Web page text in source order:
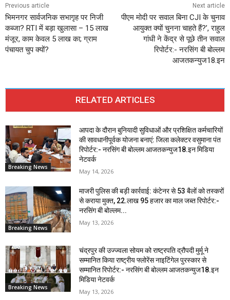
Previous article
भिमनगर सार्वजनिक सभागृह पर निजी
कब्जा? RTI में बड़ा खुलासा – 15 लाख
मंजूर, काम केवल 5 लाख का; ग्राम
पंचायत चुप क्यों?
Next article
पीएम मोदी पर सवाल बिना CJI के चुनाव
आयुक्त क्यों चुनना चाहते हैं?’, राहुल
गांधी ने केंद्र से पूछे तीन सवाल
रिपोर्टर:- नरसिंग बी बोल्लम
आजतकन्युज18.इन
RELATED ARTICLES
Breaking News
आपदा के दौरान बुनियादी सुविधाओं और प्रशिक्षित कर्मचारियों
की सावधानीपूर्वक योजना बनाएं: जिला कलेक्टर वसुमाना पंत
रिपोर्टर:- नरसिंग बी बोल्लम आजतकन्युज18.इन मिडिया
नेटवर्क
May 14, 2026
Breaking News
माजरी पुलिस की बड़ी कार्रवाई: कंटेनर से 53 बैलों को तस्करों
से कराया मुक्त, 22.लाख 95 हजार का माल जब्त रिपोर्टर:-
नरसिंग बी बोल्लम...
May 13, 2026
Breaking News
चंद्रपुर की उज्ज्वला सोयम को राष्ट्रपति द्रौपदी मुर्मू ने
सम्मानित किया राष्ट्रीय फ्लोरेंस नाइटिंगेल पुरस्कार से
सम्मानित रिपोर्टर:- नरसिंग बी बोल्लम आजतकन्युज18.इन
मिडिया नेटवर्क
May 13, 2026